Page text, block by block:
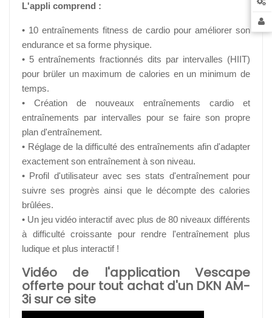
L'appli comprend :
• 10 entraînements fitness de cardio pour améliorer son
endurance et sa forme physique.
• 5 entraînements fractionnés dits par intervalles (HIIT)
pour brüler un maximum de calories en un minimum de
temps.
• Création de nouveaux entraînements cardio et
entraînements par intervalles pour se faire son propre
plan d'entraînement.
• Réglage de la difficulté des entraînements afin d'adapter
exactement son entraînement à son niveau.
• Profil d'utilisateur avec ses stats d'entraînement pour
suivre ses progrès ainsi que le décompte des calories
brûlées.
• Un jeu vidéo interactif avec plus de 80 niveaux différents
à difficulté croissante pour rendre l'entraînement plus
ludique et plus interactif !
Vidéo de l'application Vescape
offerte pour tout achat d'un DKN AM-
3i sur ce site